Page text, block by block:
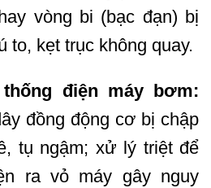
vòng bi (bạc đạn) bị
to, kẹt trục không quay.
điện máy bơm:
đồng động cơ bị chập
tụ ngậm; xử lý triệt để
ra vỏ máy gây nguy